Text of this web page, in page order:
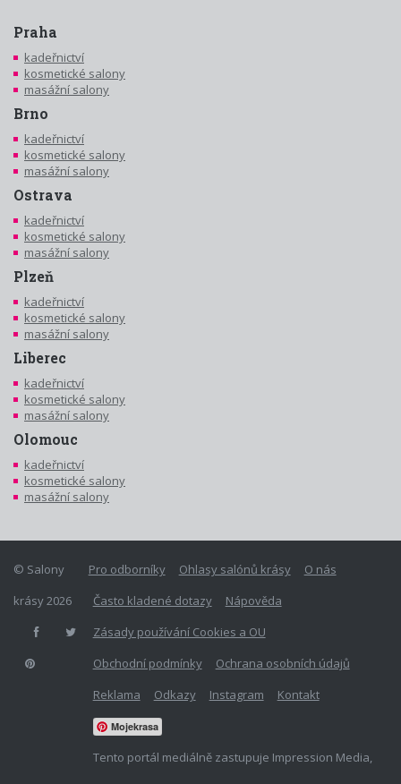
Praha
kadeřnictví
kosmetické salony
masážní salony
Brno
kadeřnictví
kosmetické salony
masážní salony
Ostrava
kadeřnictví
kosmetické salony
masážní salony
Plzeň
kadeřnictví
kosmetické salony
masážní salony
Liberec
kadeřnictví
kosmetické salony
masážní salony
Olomouc
kadeřnictví
kosmetické salony
masážní salony
Pro odborníky Ohlasy salónů krásy
O nás
Často kladené dotazy
Nápověda
Zásady používání Cookies a OU
Obchodní podmínky
Ochrana osobních údajů
Reklama
Odkazy Instagram Kontakt
Mojekrasa
Tento portál mediálně zastupuje Impression Media,
© Salony
krásy 2026